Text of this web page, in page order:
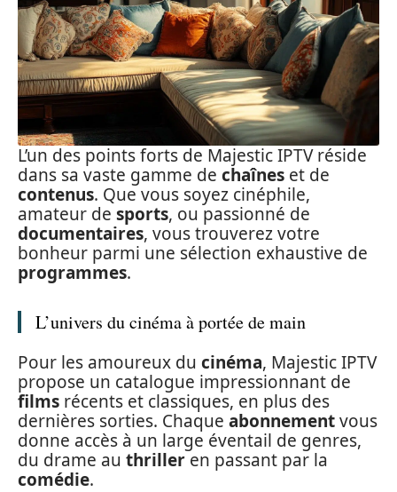
L’un des points forts de Majestic IPTV réside
dans sa vaste gamme de chaînes et de
contenus. Que vous soyez cinéphile,
amateur de sports, ou passionné de
documentaires, vous trouverez votre
bonheur parmi une sélection exhaustive de
programmes.
L’univers du cinéma à portée de main
Pour les amoureux du cinéma, Majestic IPTV
propose un catalogue impressionnant de
films récents et classiques, en plus des
dernières sorties. Chaque abonnementvous
donne accès à un large éventail de genres,
du drame au thriller en passant par la
comédie.